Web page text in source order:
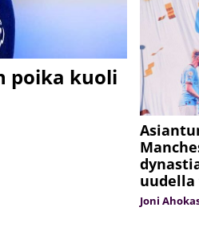
poika kuoli
uudella
Joni